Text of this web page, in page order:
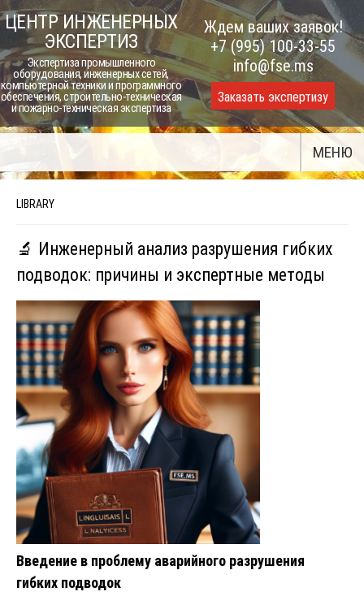
Skip
to
content
ЦЕНТР ИНЖЕНЕРНЫХ
ЭКСПЕРТИЗ
Экспертиза промышленного
оборудования, инженерных сетей,
компьютерной техники и программного
обеспечения, строительно-техническая
и пожарно-техническая экспертиза
Ждем ваших заявок!
+7 (995) 100-33-55
info@fse.ms
Заказать экспертизу
МЕНЮ
LIBRARY
🔬 Инженерный анализ разрушения гибких
подводок: причины и экспертные методы
Введение в проблему аварийного разрушения
гибких подводок